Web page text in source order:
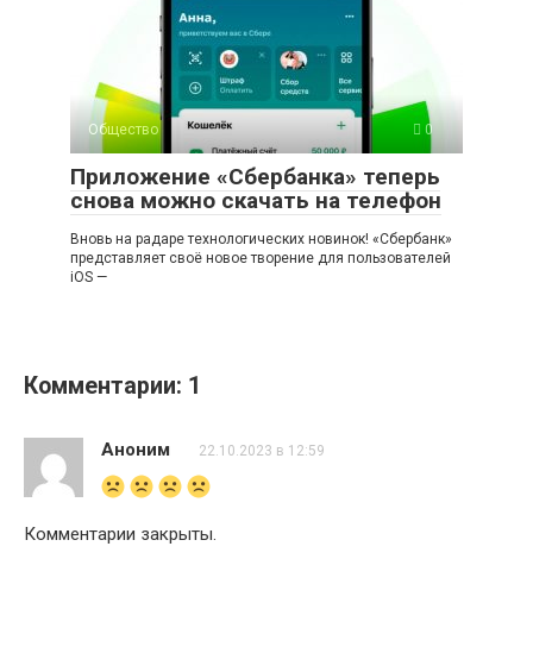
Общество 0
Приложение «Сбербанка» теперь
снова можно скачать на телефон
Вновь на радаре технологических новинок! «Сбербанк»
представляет своё новое творение для пользователей
iOS —
Комментарии: 1
Аноним 22.10.2023 в 12:59
Комментарии закрыты.